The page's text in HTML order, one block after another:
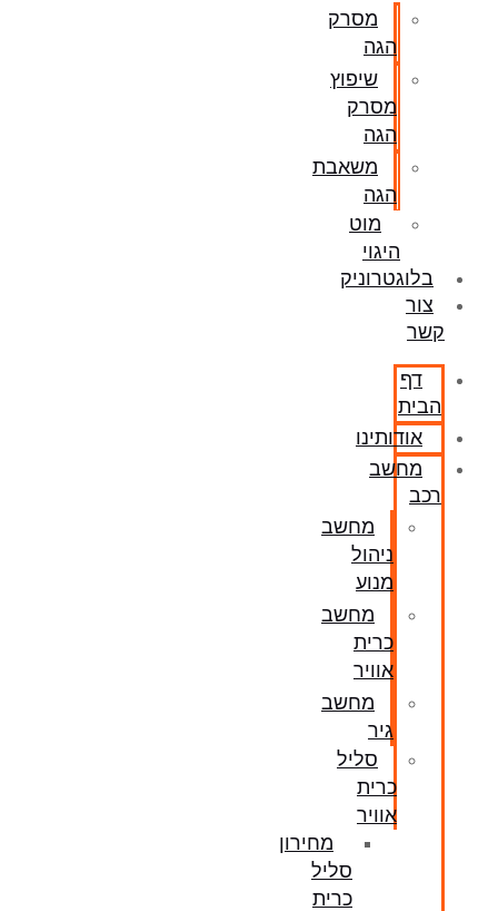
מסרק
הגה
שיפוץ
מסרק
הגה
משאבת
הגה
מוט
היגוי
בלוגטרוניק
צור
קשר
דף
הבית
אודותינו
מחשב
רכב
מחשב
ניהול
מנוע
מחשב
כרית
אוויר
מחשב
גיר
סליל
כרית
אוויר
מחירון
סליל
כרית